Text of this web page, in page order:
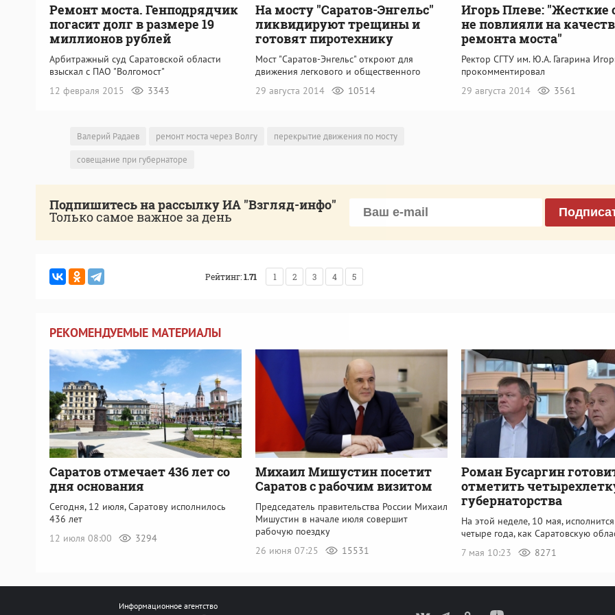
Ремонт моста. Генподрядчик
погасит долг в размере 19
миллионов рублей
Арбитражный суд Саратовской области
взыскал с ПАО "Волгомост"
12 февраля 2015
3343
На мосту "Саратов-Энгельс"
ликвидируют трещины и
готовят пиротехнику
Мост "Саратов-Энгельс" откроют для
движения легкового и общественного
29 августа 2014
10514
Игорь Плеве: "Жесткие
не повлияли на
ремонта моста"
Ректор СГТУ им. Ю.А. Гагарина
прокомментировал
29 августа 2014
3561
Валерий Радаев ремонт моста через Волгу
перекрытие движения по мосту
совещание при губернаторе
Подпишитесь на рассылку ИА "Взгляд-инфо"
Только самое важное за день
Рейтинг:1.71 1 2 3 4 5
РЕКОМЕНДУЕМЫЕ МАТЕРИАЛЫ
Саратов отмечает 436 лет со
дня основания
Сегодня, 12 июля, Саратову исполнилось
436 лет
12 июля 08:00
3294
Михаил Мишустин посетит
Саратов с рабочим визитом
Председатель правительства России Михаил
Мишустин в начале июля совершит
рабочую поездку
26 июня 07:25
15531
Роман Бусаргин
отметить
губернаторства
На этой неделе, 10 мая,
четыре года, как Саратовскую
7 мая 10:23
8271
Информационное агентство